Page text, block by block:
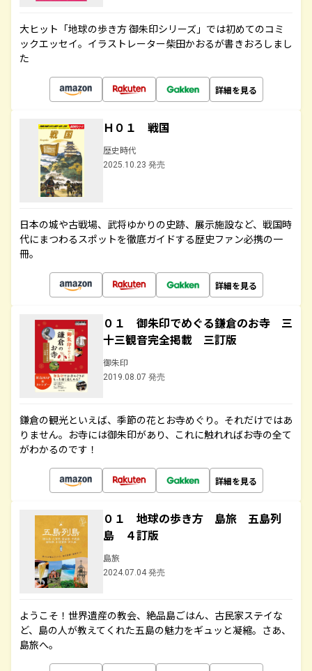
大ヒット「地球の歩き方 御朱印シリーズ」では初めてのコミ
ックエッセイ。イラストレーター柴田かおるが書きおろしまし
た
詳細を見る
Ｈ０１ 戦国
歴史時代
2025.10.23 発売
日本の城や古戦場、武将ゆかりの史跡、展示施設など、戦国時
代にまつわるスポットを徹底ガイドする歴史ファン必携の一
冊。
詳細を見る
０１ 御朱印でめぐる鎌倉のお寺 三
十三観音完全掲載 三訂版
御朱印
2019.08.07 発売
鎌倉の観光といえば、季節の花とお寺めぐり。それだけではあ
りません。お寺には御朱印があり、これに触れればお寺の全て
がわかるのです！
詳細を見る
０１ 地球の歩き方 島旅 五島列
島 ４訂版
島旅
2024.07.04 発売
ようこそ！世界遺産の教会、絶品島ごはん、古民家ステイな
ど、島の人が教えてくれた五島の魅力をギュッと凝縮。さあ、
島旅へ。